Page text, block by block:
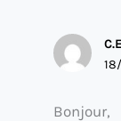
Bonjour,